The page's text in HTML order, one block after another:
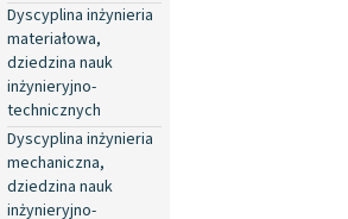
Dyscyplina inżynieria
materiałowa,
dziedzina nauk
inżynieryjno-
technicznych
Dyscyplina inżynieria
mechaniczna,
dziedzina nauk
inżynieryjno-